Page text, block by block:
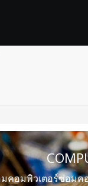
_
COMPUTER
ตอร์ซ่อมคอมพิวเ